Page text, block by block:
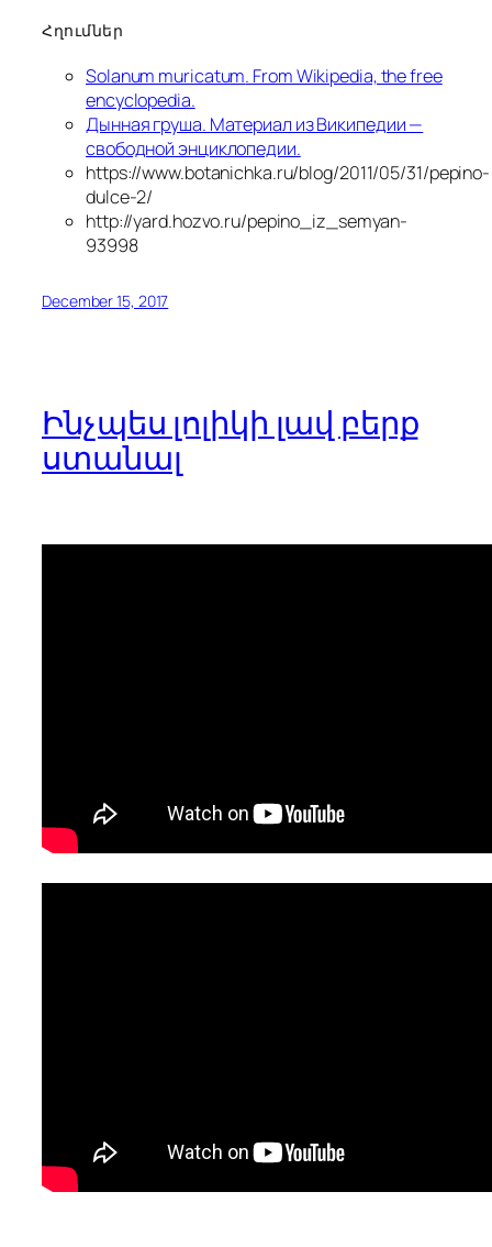
Հղումներ
Solanum muricatum. From Wikipedia, the free
encyclopedia.
Дынная груша. Материал из Википедии —
свободной энциклопедии.
https://www.botanichka.ru/blog/2011/05/31/pepino-
dulce-2/
http://yard.hozvo.ru/pepino_iz_semyan-
93998
December 15, 2017
Ինչպես լոլիկի լավ բերք
ստանալ